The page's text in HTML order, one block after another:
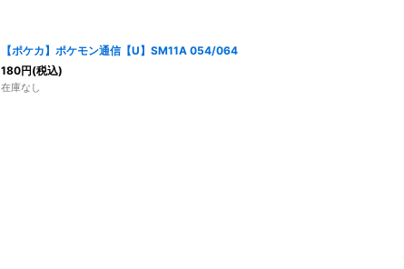
【ポケカ】ポケモン通信【U】SM11A 054/064
180円(税込)
在庫なし